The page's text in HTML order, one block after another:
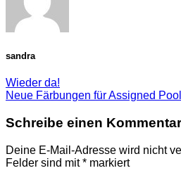
sandra
Wieder da!
Neue Färbungen für Assigned
Schreibe einen Kommentar
Deine E-Mail-Adresse wird nicht
Felder sind mit* markiert